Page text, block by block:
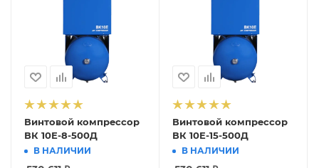
Винтовой компрессор
ВК 10Е-8-500Д
В НАЛИЧИИ
Винтовой компрессор
ВК 10E-15-500Д
В НАЛИЧИИ